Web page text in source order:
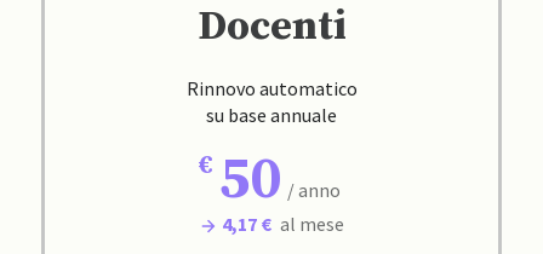
Docenti
Rinnovo automatico
su base annuale
50 / anno
4,17 € al mese